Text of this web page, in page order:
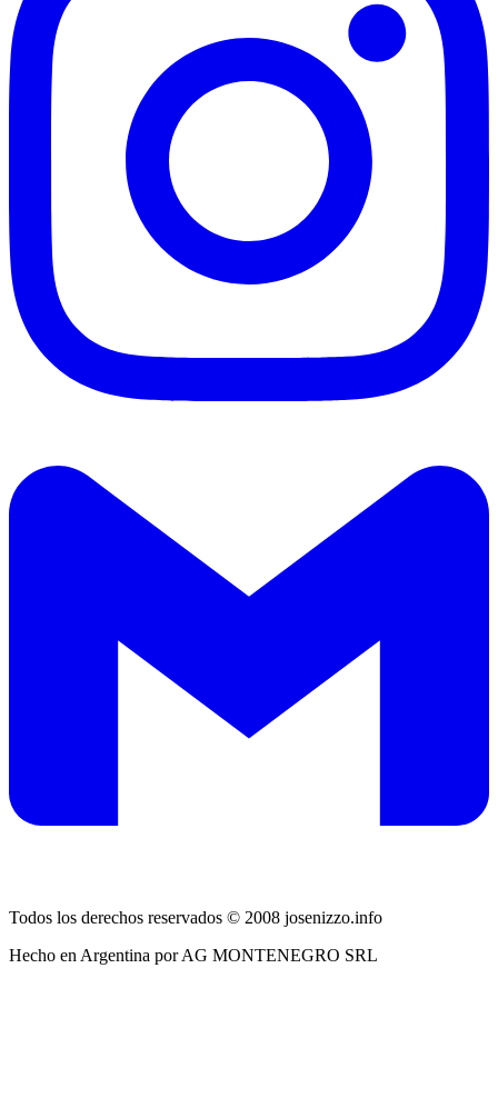
Todos los derechos reservados © 2008 josenizzo.info
Hecho en Argentina por AG MONTENEGRO SRL